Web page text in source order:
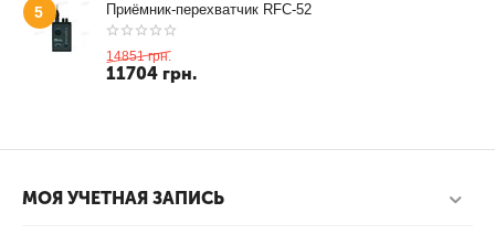
5 Приёмник-перехватчик RFC-52
14851 грн.
11704 грн.
МОЯ УЧЕТНАЯ ЗАПИСЬ